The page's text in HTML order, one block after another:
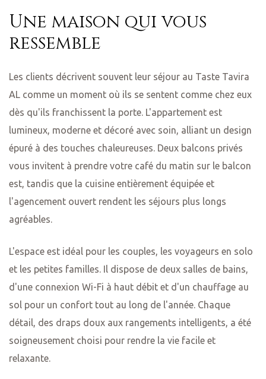
Une maison qui vous
ressemble
Les clients décrivent souvent leur séjour au Taste Tavira
AL comme un moment où ils se sentent comme chez eux
dès qu'ils franchissent la porte. L'appartement est
lumineux, moderne et décoré avec soin, alliant un design
épuré à des touches chaleureuses. Deux balcons privés
vous invitent à prendre votre café du matin sur le balcon
est, tandis que la cuisine entièrement équipée et
l'agencement ouvert rendent les séjours plus longs
agréables.
L'espace est idéal pour les couples, les voyageurs en solo
et les petites familles. Il dispose de deux salles de bains,
d'une connexion Wi-Fi à haut débit et d'un chauffage au
sol pour un confort tout au long de l'année. Chaque
détail, des draps doux aux rangements intelligents, a été
soigneusement choisi pour rendre la vie facile et
relaxante.
dans